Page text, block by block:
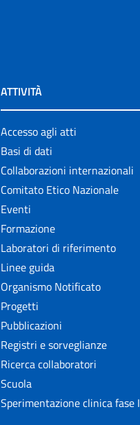
ATTIVITÀ
Accesso agli atti
Basi di dati
Collaborazioni internazionali
Comitato Etico Nazionale
Eventi
Formazione
Laboratori di riferimento
Linee guida
Organismo Notificato
Progetti
Pubblicazioni
Registri e sorveglianze
Ricerca collaboratori
Scuola
Sperimentazione clinica fase I